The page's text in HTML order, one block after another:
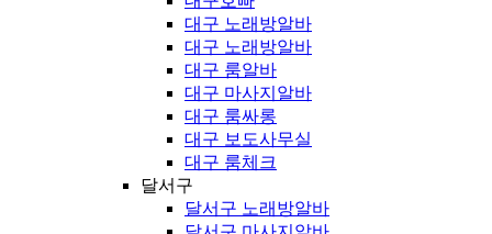
대구 노래방알바
대구 노래방알바
대구 룸알바
대구 마사지알바
대구 룸싸롱
대구 보도사무실
대구 룸체크
달서구
달서구 노래방알바